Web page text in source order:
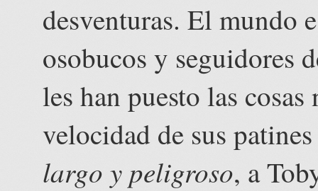
desventuras. El mundo
osobucos y seguidores
les han puesto las
velocidad de sus
largo y peligroso, a